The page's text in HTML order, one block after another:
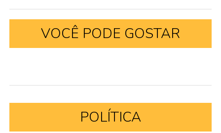
VOCÊ PODE GOSTAR
POLÍTICA